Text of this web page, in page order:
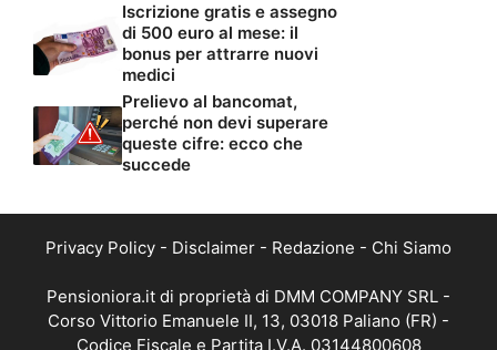
Iscrizione gratis e assegno
di 500 euro al mese: il
bonus per attrarre nuovi
medici
Prelievo al bancomat,
perché non devi superare
queste cifre: ecco che
succede
Privacy Policy - Disclaimer - Redazione - Chi Siamo
Pensioniora.it di proprietà di DMM COMPANY SRL -
Corso Vittorio Emanuele II, 13, 03018 Paliano (FR) -
Codice Fiscale e Partita I.V.A. 03144800608